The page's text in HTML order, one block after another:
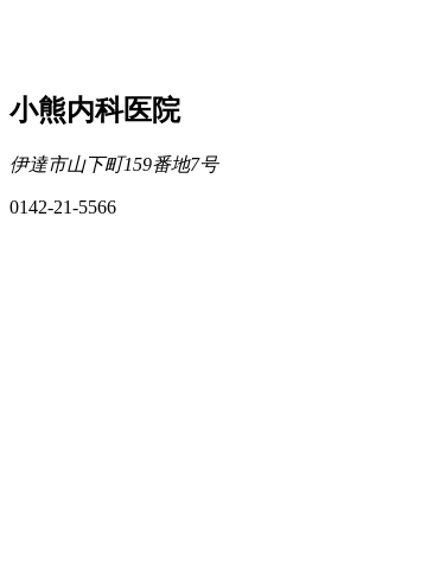
小熊内科医院
伊達市山下町159番地7号
0142-21-5566